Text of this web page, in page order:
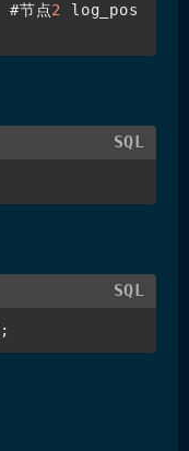
#节点2
log_pos
SQL
SQL